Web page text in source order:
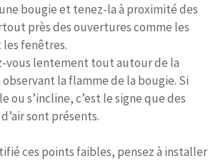
bougie et tenez-la à proximité des
près des ouvertures comme les
fenêtres.
vous lentement tout autour de la
observant la flamme de la bougie. Si
ou s’incline, c’est le signe que des
sont présents.
ces points faibles, pensez à installer